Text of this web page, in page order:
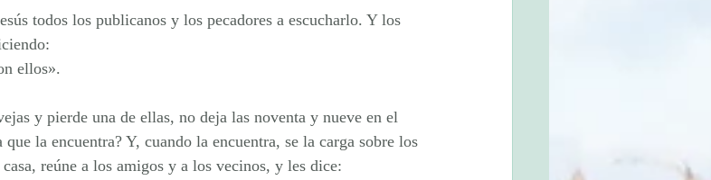
todos los publicanos y los pecadores a escucharlo. Y los
ellos».
y pierde una de ellas, no deja las noventa y nueve en el
la encuentra? Y, cuando la encuentra, se la carga sobre los
reúne a los amigos y a los vecinos, y les dice: